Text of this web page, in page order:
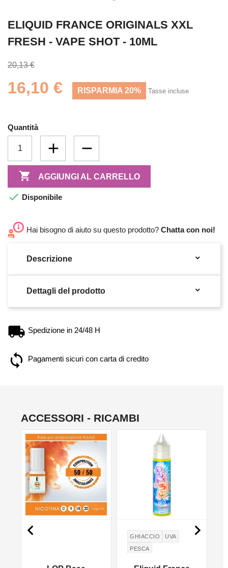
ELIQUID FRANCE ORIGINALS XXL
FRESH - VAPE SHOT - 10ML
20,13 €
16,10 € RISPARMIA 20% Tasse incluse
Quantità
 AGGIUNGI AL CARRELLO
 Disponibile
Hai bisogno di aiuto su questo prodotto? Chatta con noi!
Descrizione 
Dettagli del prodotto 
Spedizione in 24/48 H
Pagamenti sicuri con carta di credito
ACCESSORI - RICAMBI
GHIACCIO
UVA
PESCA
 